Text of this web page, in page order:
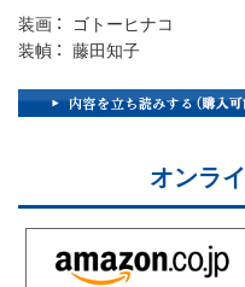
装画
ゴトーヒナコ
装幀
藤田知子
オンラ